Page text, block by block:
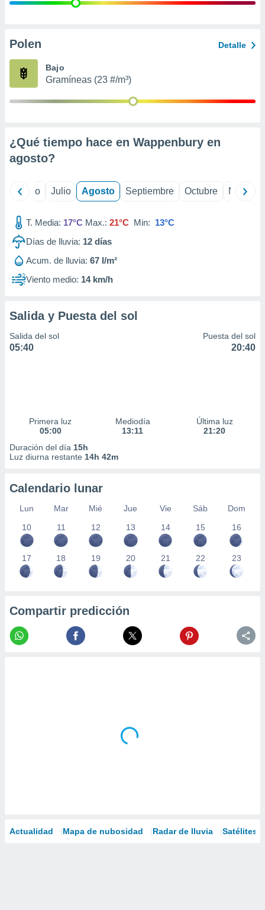
e
publicidad
Polen Detalle
Bajo
Gramíneas (23 #/m³)
¿Qué tiempo hace en Wappenbury en
agosto?
Junio Julio Agosto Septiembre Octubre
T. Media: 17°C Max.: 21°C Min: 13°C
Días de lluvia: 12 días
Acum. de lluvia: 67 l/m²
Viento medio: 14 km/h
Salida y Puesta del sol
Salida del sol
05:40
Puesta del sol
20:40
Primera luz
05:00
Mediodía
13:11
Última luz
21:20
Duración del día 15h
Luz diurna restante 14h 42m
Calendario lunar
Lun Mar Mié Jue Vie Sáb
Dom
10
11 12 13 14 15 16
17 18 19 20 21 22 23
Compartir predicción
Actualidad Mapa de nubosidad Radar de lluvia Satélites